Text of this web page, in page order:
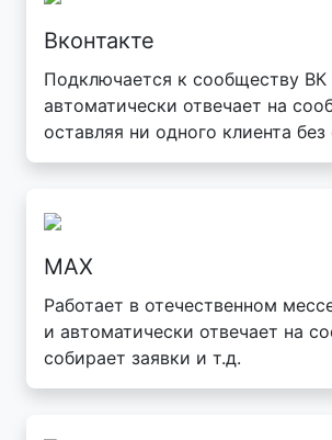
Вконтакте
Подключается к сообществу ВК
автоматически отвечает на
оставляя ни одного клиента без
MAX
Работает в отечественном
и автоматически отвечает на
собирает заявки и т.д.